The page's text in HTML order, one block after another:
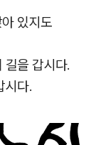
있지도
길을 갑시다.
시다.